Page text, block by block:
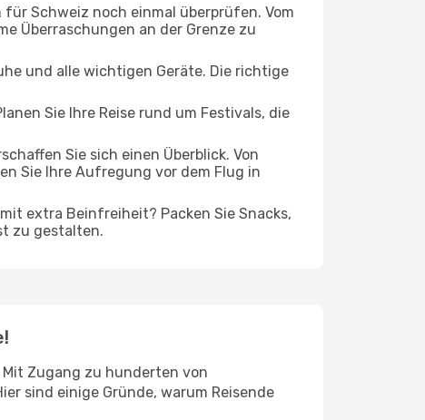
Schweiz noch einmal überprüfen. Vom
Überraschungen an der Grenze zu
und alle wichtigen Geräte. Die richtige
Sie Ihre Reise rund um Festivals, die
Sie sich einen Überblick. Von
Sie Ihre Aufregung vor dem Flug in
extra Beinfreiheit? Packen Sie Snacks,
zu gestalten.
Zugang zu hunderten von
sind einige Gründe, warum Reisende